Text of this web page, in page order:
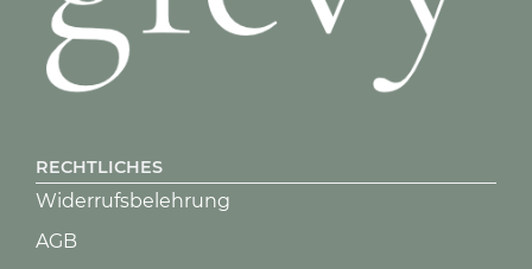
RECHTLICHES
Widerrufsbelehrung
AGB